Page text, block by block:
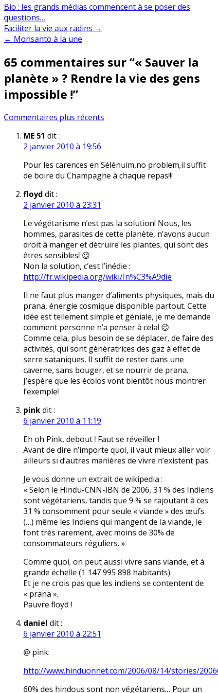
Bio : les grands médias commencent à se poser des
questions…
Navigation
de
l’article
Faciliter la vie aux radins →
← Monsanto à la une
65 commentaires sur “« Sauver la
planète » ? Rendre la vie des gens
impossible !”
Navigation
dans
commentaires
Commentaires plus récents
ME 51 dit :
2 janvier 2010 à 19:56
Pour les carences en Sélénuim,no problem,il suffit
de boire du Champagne à chaque repas!!!
floyd dit :
2 janvier 2010 à 23:31
Le végétarisme n’est pas la solution! Nous, les
hommes, parasites de cette planète, n’avons aucun
droit à manger et détruire les plantes, qui sont des
êtres sensibles! 😉
Non la solution, c’est l’inédie :
http://fr.wikipedia.org/wiki/In%C3%A9die
Il ne faut plus manger d’aliments physiques, mais du
prana, énergie cosmique disponible partout. Cette
idée est tellement simple et géniale, je me demande
comment personne n’a penser à cela! 😉
Comme cela, plus besoin de se déplacer, de faire des
activités, qui sont génératrices des gaz à effet de
serre sataniques. Il suffit de rester dans une
caverne, sans bouger, et se nourrir de prana.
J’espère que les écolos vont bientôt nous montrer
l’exemple!
pinkdit :
6 janvier 2010 à 11:19
Eh oh Pink, debout ! Faut se réveiller !
Avant de dire n’importe quoi, il vaut mieux aller voir
ailleurs si d’autres manières de vivre n’existent pas.
Je vous donne un extrait de wikipedia :
« Selon le Hindu-CNN-IBN de 2006, 31 % des Indiens
sont végétariens, tandis que 9 % se rajoutant à ces
31 % consomment pour seule « viande » des œufs.
(…) même les Indiens qui mangent de la viande, le
font très rarement, avec moins de 30% de
consommateurs réguliers. »
Comme quoi, on peut aussi vivre sans viande, et à
grande échelle (1 147 995 898 habitants).
Et je ne crois pas que les indiens se contentent de
« prana ».
Pauvre floyd !
daniel dit :
6 janvier 2010 à 22:51
@ pink:
http://www.hinduonnet.com/2006/08/14/stories/
60% des hindous sont non végétariens… Pour un